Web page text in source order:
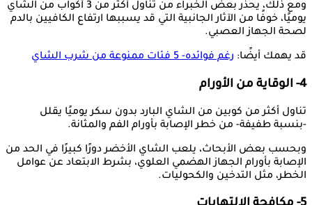
ومع ذلك، يحذر بعض الخبراء من تناول أكثر من 3 أكواب من الشاي
يوميًا، خوفًا من الآثار الجانبية التي قد يسببها ارتفاع الكافيين بالدم
لصحة الجهاز العصبي.
قد يهمك أيضًا: رغم فوائده- 5 فئات ممنوعة من شرب الشاي
4- الوقاية من الأورام
تناول أكثر من كوبين من الشاي البارد بدون سكر يوميًا يقلل
-بنسبة طفيفة- من خطر الإصابة بأورام الفم والمثانة.
وبحسب بعض الأبحاث، يلعب الشاي الأخضر دورًا كبيرًا في الحد من
الإصابة بأورام الجهاز الهضمي العلوي، بشرط الابتعاد عن عوامل
الخطر، مثل التدخين والكحوليات.